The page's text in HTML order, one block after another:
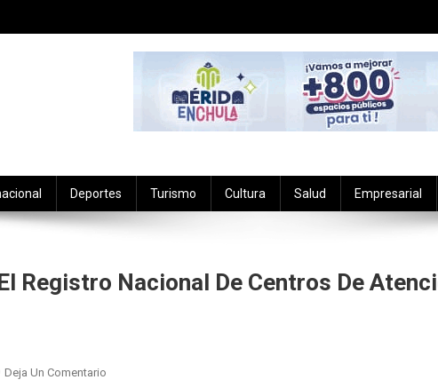
Deportes Turismo Cultura Salud Empresarial
Registro Nacional De Centros De
Deja Un Comentario